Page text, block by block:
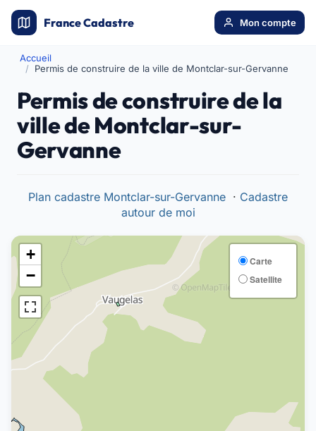
France Cadastre Mon compte
Accueil
Permis de construire de la ville de Montclar-sur-Gervanne
Permis de construire de la
ville de Montclar-sur-
Gervanne
Plan cadastre Montclar-sur-Gervanne · Cadastre
autour de moi
+
−
Carte
Satellite